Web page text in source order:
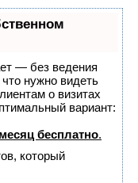
— без ведения
нужно видеть
о визитах
вариант:
бесплатно.
который